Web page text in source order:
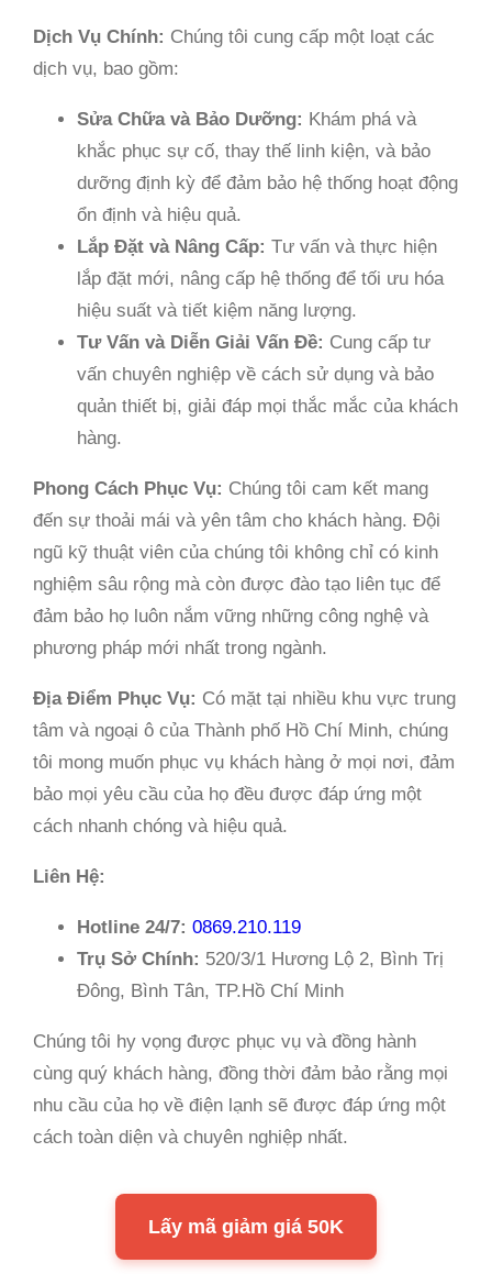
Dịch Vụ Chính: Chúng tôi cung cấp một loạt các
dịch vụ, bao gồm:
Sửa Chữa và Bảo Dưỡng: Khám phá và
khắc phục sự cố, thay thế linh kiện, và bảo
dưỡng định kỳ để đảm bảo hệ thống hoạt động
ổn định và hiệu quả.
Lắp Đặt và Nâng Cấp: Tư vấn và thực hiện
lắp đặt mới, nâng cấp hệ thống để tối ưu hóa
hiệu suất và tiết kiệm năng lượng.
Tư Vấn và Diễn Giải Vấn Đề: Cung cấp tư
vấn chuyên nghiệp về cách sử dụng và bảo
quản thiết bị, giải đáp mọi thắc mắc của khách
hàng.
Phong Cách Phục Vụ: Chúng tôi cam kết mang
đến sự thoải mái và yên tâm cho khách hàng. Đội
ngũ kỹ thuật viên của chúng tôi không chỉ có kinh
nghiệm sâu rộng mà còn được đào tạo liên tục để
đảm bảo họ luôn nắm vững những công nghệ và
phương pháp mới nhất trong ngành.
Địa Điểm Phục Vụ: Có mặt tại nhiều khu vực trung
tâm và ngoại ô của Thành phố Hồ Chí Minh, chúng
tôi mong muốn phục vụ khách hàng ở mọi nơi, đảm
bảo mọi yêu cầu của họ đều được đáp ứng một
cách nhanh chóng và hiệu quả.
Liên Hệ:
Hotline 24/7: 0869.210.119
Trụ Sở Chính: 520/3/1 Hương Lộ 2, Bình Trị
Đông, Bình Tân, TP.Hồ Chí Minh
Chúng tôi hy vọng được phục vụ và đồng hành
cùng quý khách hàng, đồng thời đảm bảo rằng mọi
nhu cầu của họ về điện lạnh sẽ được đáp ứng một
cách toàn diện và chuyên nghiệp nhất.
Lấy mã giảm giá 50K